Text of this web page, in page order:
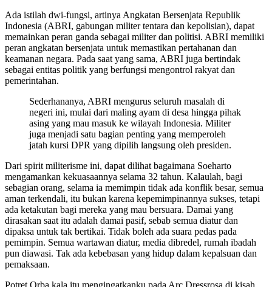
Ada istilah dwi-fungsi, artinya Angkatan Bersenjata Republik
Indonesia (ABRI, gabungan militer tentara dan kepolisian), dapat
memainkan peran ganda sebagai militer dan politisi. ABRI memiliki
peran angkatan bersenjata untuk memastikan pertahanan dan
keamanan negara. Pada saat yang sama, ABRI juga bertindak
sebagai entitas politik yang berfungsi mengontrol rakyat dan
pemerintahan.
Sederhananya, ABRI mengurus seluruh masalah di
negeri ini, mulai dari maling ayam di desa hingga pihak
asing yang mau masuk ke wilayah Indonesia. Militer
juga menjadi satu bagian penting yang memperoleh
jatah kursi DPR yang dipilih langsung oleh presiden.
Dari spirit militerisme ini, dapat dilihat bagaimana Soeharto
mengamankan kekuasaannya selama 32 tahun. Kalaulah, bagi
sebagian orang, selama ia memimpin tidak ada konflik besar, semua
aman terkendali, itu bukan karena kepemimpinannya sukses, tetapi
ada ketakutan bagi mereka yang mau bersuara. Damai yang
dirasakan saat itu adalah damai pasif, sebab semua diatur dan
dipaksa untuk tak bertikai. Tidak boleh ada suara pedas pada
pemimpin. Semua wartawan diatur, media dibredel, rumah ibadah
pun diawasi. Tak ada kebebasan yang hidup dalam kepalsuan dan
pemaksaan.
Potret Orba kala itu mengingatkanku pada Arc Dressrosa di kisah